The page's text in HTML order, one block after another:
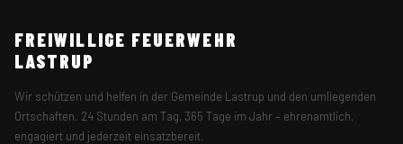
FREIWILLIGE FEUERWEHR
LASTRUP
Wir schützen und helfen in der Gemeinde Lastrup und den umliegenden
Ortschaften. 24 Stunden am Tag, 365 Tage im Jahr – ehrenamtlich,
engagiert und jederzeit einsatzbereit.